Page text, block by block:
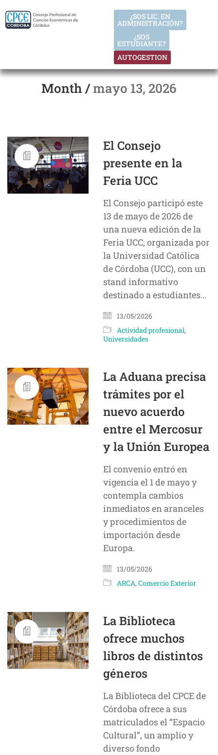
AUTOGESTION
¿SOS
ESTUDIANTE?
¿SOS LIC. EN
ADMINISTRACIÓN?
Month /mayo 13, 2026
El Consejo
presente en la
Feria UCC
El Consejo participó este
13 de mayo de 2026 de
una nueva edición de la
Feria UCC, organizada por
la Universidad Católica
de Córdoba (UCC), con un
stand informativo
destinado a estudiantes…
13/05/2026
Actividad profesional,
Universidades
La Aduana precisa
trámites por el
nuevo acuerdo
entre el Mercosur
y la Unión Europea
El convenio entró en
vigencia el 1 de mayo y
contempla cambios
inmediatos en aranceles
y procedimientos de
importación desde
Europa.
13/05/2026
ARCA,Comercio Exterior
La Biblioteca
ofrece muchos
libros de distintos
géneros
La Biblioteca del CPCE de
Córdoba ofrece a sus
matriculados el “Espacio
Cultural”, un amplio y
diverso fondo